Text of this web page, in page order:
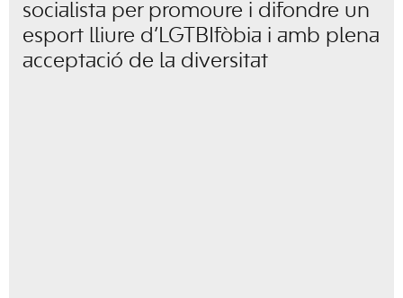
socialista per promoure i difondre un
esport lliure d’LGTBIfòbia i amb plena
acceptació de la diversitat